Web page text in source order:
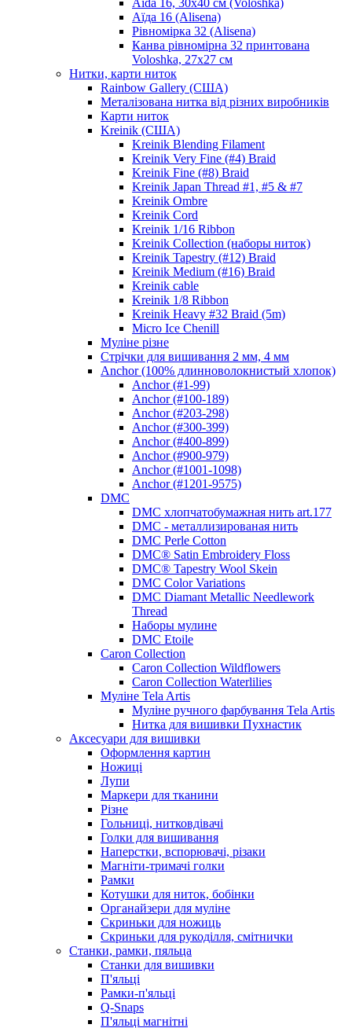
Аїда 16 (Alisena)
Рівномірка 32 (Alisena)
Канва рівномірна 32 принтована
Voloshka, 27х27 см
Нитки, карти ниток
Rainbow Gallery (США)
Металізована нитка від різних виробників
Карти ниток
Kreinik (США)
Kreinik Blending Filament
Kreinik Very Fine (#4) Braid
Kreinik Fine (#8) Braid
Kreinik Japan Thread #1, #5 & #7
Kreinik Ombre
Kreinik Cord
Kreinik 1/16 Ribbon
Kreinik Collection (наборы ниток)
Kreinik Tapestry (#12) Braid
Kreinik Medium (#16) Braid
Kreinik cable
Kreinik 1/8 Ribbon
Kreinik Heavy #32 Braid (5m)
Micro Ice Chenill
Муліне різне
Стрічки для вишивання 2 мм, 4 мм
Anchor (100% длинноволокнистый хлопок)
Anchor (#1-99)
Anchor (#100-189)
Anchor (#203-298)
Anchor (#300-399)
Anchor (#400-899)
Anchor (#900-979)
Anchor (#1001-1098)
Anchor (#1201-9575)
DMC
DMC хлопчатобумажная нить art.177
DMC - металлизированая нить
DMC Perle Cotton
DMC® Satin Embroidery Floss
DMC® Tapestry Wool Skein
DMC Color Variations
DMC Diamant Metallic Needlework
Thread
Наборы мулине
DMC Etoile
Caron Collection
Caron Collection Wildflowers
Caron Collection Waterlilies
Муліне Tela Artis
Муліне ручного фарбування Tela Artis
Нитка для вишивки Пухнастик
Аксесуари для вишивки
Оформлення картин
Ножиці
Лупи
Маркери для тканини
Різне
Гольниці, нитковдівачі
Голки для вишивання
Наперстки, вспорювачі, різаки
Магніти-тримачі голки
Рамки
Котушки для ниток, бобінки
Органайзери для муліне
Скриньки для ножиць
Скриньки для рукоділля, смітнички
Станки, рамки, пяльца
Станки для вишивки
П'яльці
Рамки-п'яльці
Q-Snaps
П'яльці магнітні